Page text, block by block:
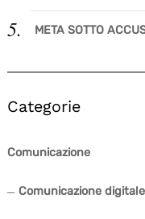
META SOTTO
Categorie
Comunicazione
Comunicazione